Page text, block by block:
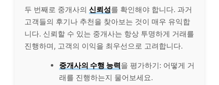
두 번째로 중개사의 신뢰성를 확인해야 합니다. 과거
고객들의 후기나 추천을 찾아보는 것이 매우 유익합
니다. 신뢰할 수 있는 중개사는 항상 투명하게 거래를
진행하며, 고객의 이익을 최우선으로 고려합니다.
중개사의 수행 능력을 평가하기: 어떻게 거
래를 진행하는지 물어보세요.